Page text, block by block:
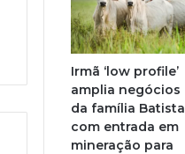
Irmã ‘low profile’
amplia negócios
da família Batista
com entrada em
mineração para